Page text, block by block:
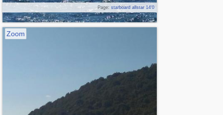
Page: starboard allstar 14'0
Zoom